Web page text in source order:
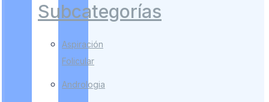
Subcategorías
Aspiración
Folicular
Andrologia